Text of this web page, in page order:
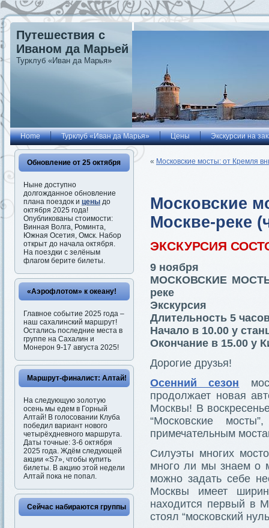
Путешествия с
Иваном да Марьей
Турклуб «Иван да Марья»
Home Турклуб «Иван да Марья» Цены Экскурсии на
Обновление от 25 октября
Ныне доступно
долгожданное обновление
плана поездок и цены до
октября 2025 года!
Опубликованы стоимости:
Винная Волга, Роминта,
Южная Осетия, Омск. Набор
открыт до начала октября.
На поездки с зелёным
флагом берите билеты.
«Аэрофлотом» к океану!
Главное событие 2025 года –
наш сахалинский маршрут!
Остались последние места в
группе на Сахалин и
Монерон 9-17 августа 2025!
Маршрут-финалист: Алтай!
На следующую золотую
осень мы едем в Горный
Алтай! В голосовании Клуба
победил вариант нового
четырёхдневного маршрута.
Даты точные: 3-6 октября
2025 года. Ждём следующей
акции «S7», чтобы купить
билеты. В акцию этой недели
Алтай пока не попал.
Сейчас набираются группы
« Московские мосты: от Кремля
Московские
Москве-реке
ЭКСКУРСИЯ
9 ноября
МОСКОВСКИЕ
реке
Экскурсия
Длительность 5
Начало в 10.00 у
Окончание в 15.00 у
Дорогие друзья!
Осенний сезон
продолжает новая
Москвы! В
“Московские
примечательным
Силуэты многих
много ли мы знаем о
можно задать себе
Москвы имеет
находится первый в
стоял “московский